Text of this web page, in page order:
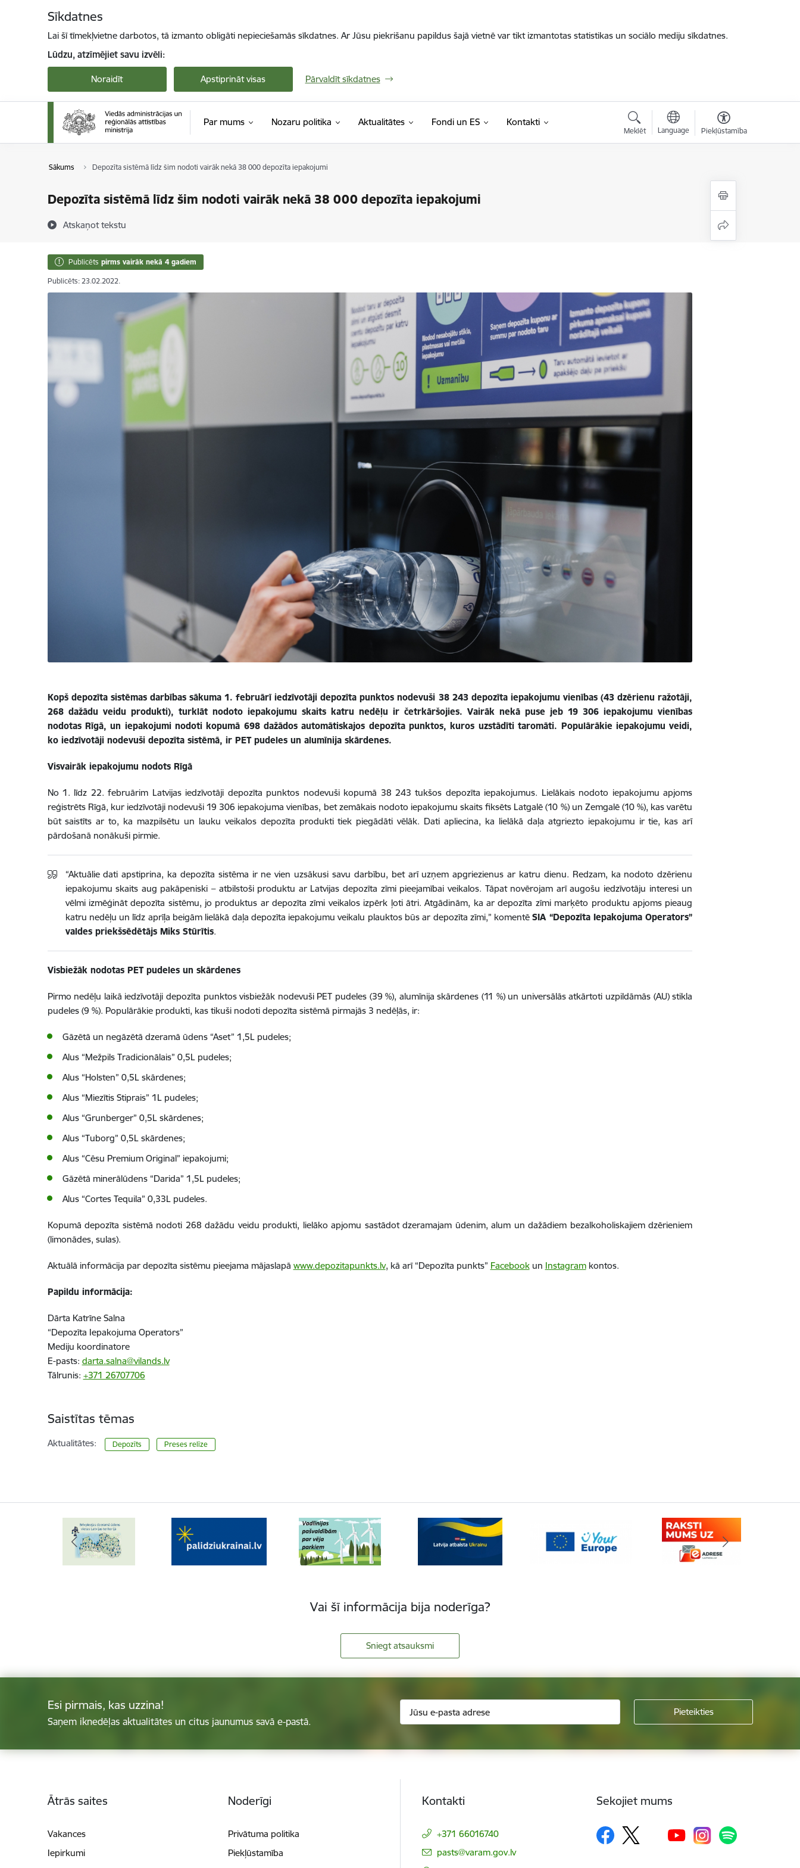
Sīkdatnes
Lai šī tīmekļvietne darbotos, tā izmanto obligāti nepieciešamās sīkdatnes. Ar Jūsu piekrišanu papildus šajā vietnē var tikt izmantotas statistikas un sociālo mediju sīkdatnes.
Lūdzu, atzīmējiet savu izvēli:
Noraidīt Apstiprināt visas Pārvaldīt sīkdatnes
Par mums Nozaru politika Aktualitātes Fondi un ES Kontakti
Meklēt Language Piekļūstamība
Sākums Depozīta sistēmā līdz šim nodoti vairāk nekā 38 000 depozīta iepakojumi
Depozīta sistēmā līdz šim nodoti vairāk nekā 38 000 depozīta iepakojumi
Atskaņot tekstu
Publicēts pirms vairāk nekā 4 gadiem
Publicēts: 23.02.2022.
Kopš depozīta sistēmas darbības sākuma 1. februārī iedzīvotāji depozīta punktos nodevuši 38 243 depozīta iepakojumu vienības (43 dzērienu ražotāji,
268 dažādu veidu produkti), turklāt nodoto iepakojumu skaits katru nedēļu ir četrkāršojies. Vairāk nekā puse jeb 19 306 iepakojumu vienības
nodotas Rīgā, un iepakojumi nodoti kopumā 698 dažādos automātiskajos depozīta punktos, kuros uzstādīti taromāti. Populārākie iepakojumu veidi,
ko iedzīvotāji nodevuši depozīta sistēmā, ir PET pudeles un alumīnija skārdenes.
Visvairāk iepakojumu nodots Rīgā
No 1. līdz 22. februārim Latvijas iedzīvotāji depozīta punktos nodevuši kopumā 38 243 tukšos depozīta iepakojumus. Lielākais nodoto iepakojumu apjoms
reģistrēts Rīgā, kur iedzīvotāji nodevuši 19 306 iepakojuma vienības, bet zemākais nodoto iepakojumu skaits fiksēts Latgalē (10 %) un Zemgalē (10 %), kas varētu
būt saistīts ar to, ka mazpilsētu un lauku veikalos depozīta produkti tiek piegādāti vēlāk. Dati apliecina, ka lielākā daļa atgriezto iepakojumu ir tie, kas arī
pārdošanā nonākuši pirmie.
“Aktuālie dati apstiprina, ka depozīta sistēma ir ne vien uzsākusi savu darbību, bet arī uzņem apgriezienus ar katru dienu. Redzam, ka nodoto dzērienu
iepakojumu skaits aug pakāpeniski – atbilstoši produktu ar Latvijas depozīta zīmi pieejamībai veikalos. Tāpat novērojam arī augošu iedzīvotāju interesi un
vēlmi izmēģināt depozīta sistēmu, jo produktus ar depozīta zīmi veikalos izpērk ļoti ātri. Atgādinām, ka ar depozīta zīmi marķēto produktu apjoms pieaug
katru nedēļu un līdz aprīļa beigām lielākā daļa depozīta iepakojumu veikalu plauktos būs ar depozīta zīmi,” komentēSIA “Depozīta Iepakojuma Operators”
valdes priekšsēdētājs Miks Stūrītis.
Visbiežāk nodotas PET pudeles un skārdenes
Pirmo nedēļu laikā iedzīvotāji depozīta punktos visbiežāk nodevuši PET pudeles (39 %), alumīnija skārdenes (11 %) un universālās atkārtoti uzpildāmās (AU) stikla
pudeles (9 %). Populārākie produkti, kas tikuši nodoti depozīta sistēmā pirmajās 3 nedēļās, ir:
Gāzētā un negāzētā dzeramā ūdens “Aset” 1,5L pudeles;
Alus “Mežpils Tradicionālais” 0,5L pudeles;
Alus “Holsten” 0,5L skārdenes;
Alus “Miezītis Stiprais” 1L pudeles;
Alus “Grunberger” 0,5L skārdenes;
Alus “Tuborg” 0,5L skārdenes;
Alus “Cēsu Premium Original” iepakojumi;
Gāzētā minerālūdens “Darida” 1,5L pudeles;
Alus “Cortes Tequila” 0,33L pudeles.
Kopumā depozīta sistēmā nodoti 268 dažādu veidu produkti, lielāko apjomu sastādot dzeramajam ūdenim, alum un dažādiem bezalkoholiskajiem dzērieniem
(limonādes, sulas).
Aktuālā informācija par depozīta sistēmu pieejama mājaslapā www.depozitapunkts.lv, kā arī “Depozīta punkts” Facebookun Instagramkontos.
Papildu informācija:
Dārta Katrīne Salna
“Depozīta Iepakojuma Operators”
Mediju koordinatore
E-pasts: darta.salna@vilands.lv
Tālrunis: +371 26707706
Saistītas tēmas
Aktualitātes: Depozīts Preses relīze
Vai šī informācija bija noderīga?
Sniegt atsauksmi
Esi pirmais, kas uzzina!
Saņem iknedēļas aktualitātes un citus jaunumus savā e-pastā.
Ātrās saites
Vakances
Iepirkumi
Noderīgi
Privātuma politika
Piekļūstamība
Kontakti
+371 66016740
E-pasts:
pasts@varam.gov.lv
Sekojiet mums